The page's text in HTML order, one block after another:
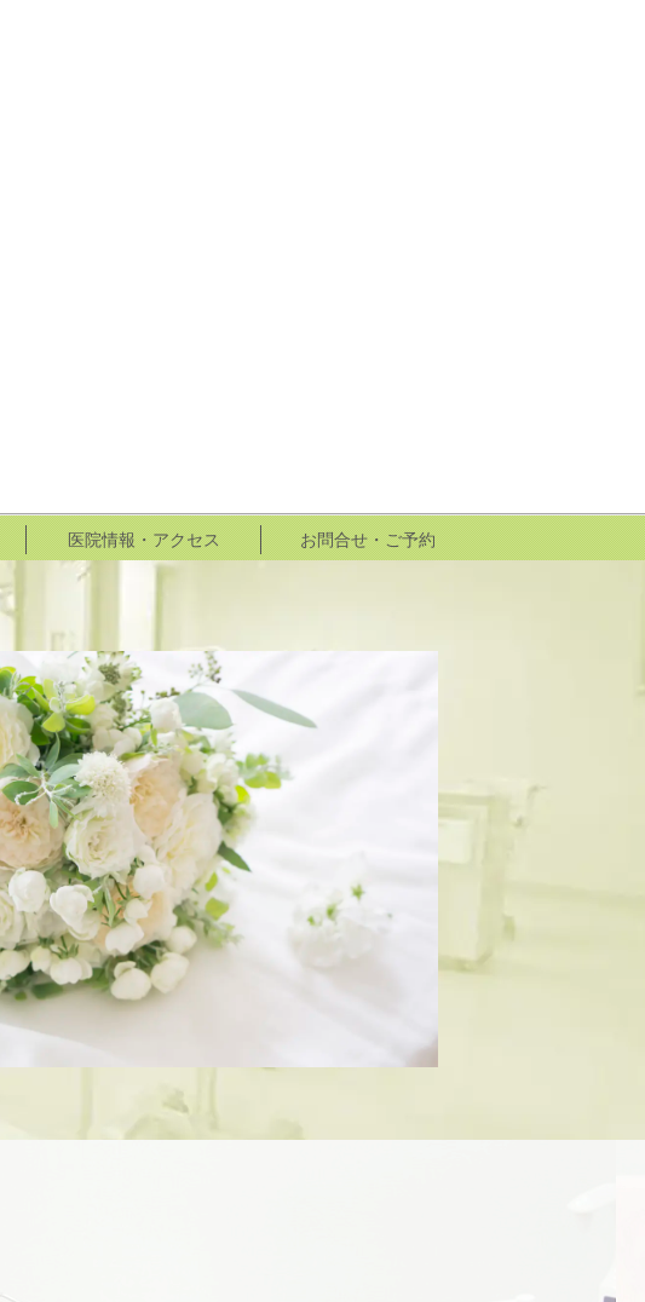
医院情報・アクセス お問合せ・ご予約